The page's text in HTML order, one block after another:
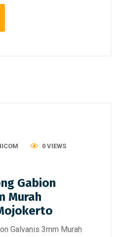
0 VIEWS
Gabion
Murah
Galvanis 3mm Murah